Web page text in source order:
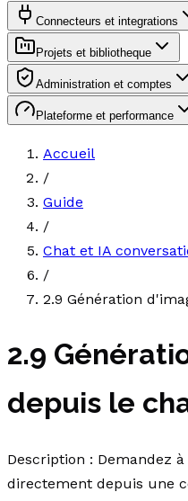
Connecteurs et integrations
Projets et bibliotheque
Administration et comptes
Plateforme et performance
Accueil
/
Guide
/
Chat et IA
/
2.9 Génération
2.9
depuis le
Description : Demandez
directement depuis une